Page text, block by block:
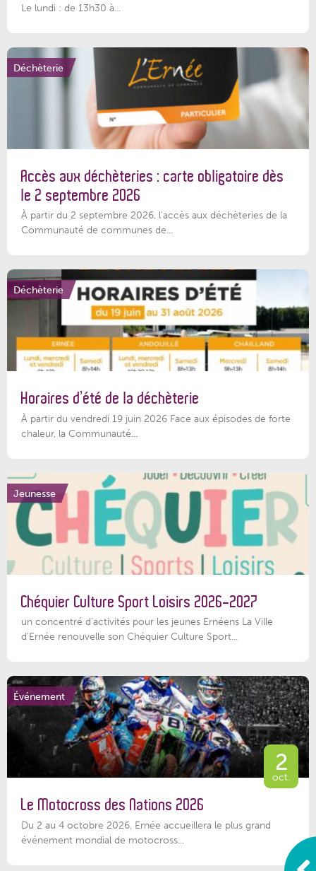
Le lundi : de 13h30 à...
Déchèterie
Accès aux déchèteries : carte obligatoire dès
le 2 septembre 2026
À partir du 2 septembre 2026, l’accès aux déchèteries de la
Communauté de communes de...
Déchèterie
Horaires d’été de la déchèterie
À partir du vendredi 19 juin 2026 Face aux épisodes de forte
chaleur, la Communauté...
Jeunesse
Chéquier Culture Sport Loisirs 2026-2027
un concentré d’activités pour les jeunes Ernéens La Ville
d’Ernée renouvelle son Chéquier Culture Sport...
Événement
2
oct.
Le Motocross des Nations 2026
Du 2 au 4 octobre 2026, Ernée accueillera le plus grand
événement mondial de motocross...